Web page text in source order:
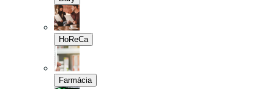
HoReCa
Farmácia